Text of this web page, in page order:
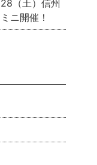
（土）信州
ニ開催！